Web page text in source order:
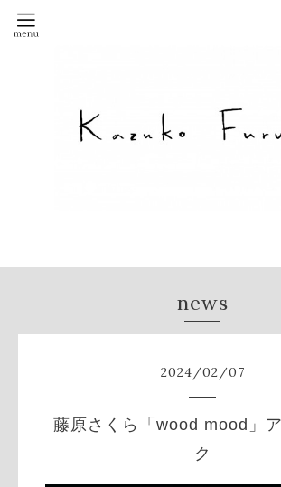
news
2024/02/07
藤原さくら「wood mood」
ク